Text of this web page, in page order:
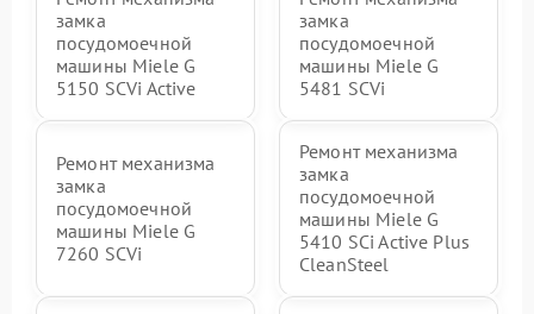
замка
посудомоечной
машины Miele G
5150 SCVi Active
замка
посудомоечной
машины Miele G
5481 SCVi
Ремонт механизма
замка
посудомоечной
машины Miele G
7260 SCVi
Ремонт механизма
замка
посудомоечной
машины Miele G
5410 SCi Active Plus
CleanSteel